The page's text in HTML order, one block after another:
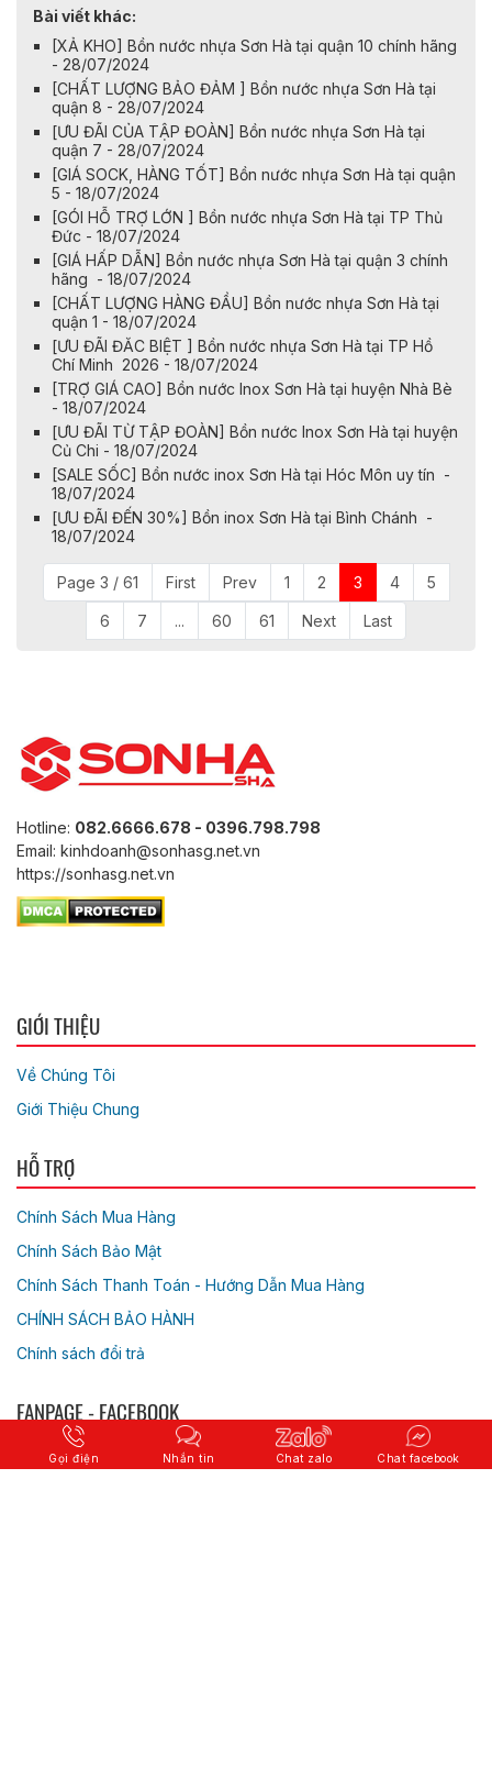
Bài viết khác:
[XẢ KHO] Bồn nước nhựa Sơn Hà tại quận 10 chính hãng
- 28/07/2024
[CHẤT LƯỢNG BẢO ĐẢM ] Bồn nước nhựa Sơn Hà tại
quận 8 - 28/07/2024
[ƯU ĐÃI CỦA TẬP ĐOÀN] Bồn nước nhựa Sơn Hà tại
quận 7 - 28/07/2024
[GIÁ SOCK, HÀNG TỐT] Bồn nước nhựa Sơn Hà tại quận
5 - 18/07/2024
[GÓI HỖ TRỢ LỚN ] Bồn nước nhựa Sơn Hà tại TP Thủ
Đức - 18/07/2024
[GIÁ HẤP DẪN] Bồn nước nhựa Sơn Hà tại quận 3 chính
hãng - 18/07/2024
[CHẤT LƯỢNG HÀNG ĐẦU] Bồn nước nhựa Sơn Hà tại
quận 1 - 18/07/2024
[ƯU ĐÃI ĐĂC BIỆT ] Bồn nước nhựa Sơn Hà tại TP Hồ
Chí Minh 2026 - 18/07/2024
[TRỢ GIÁ CAO] Bồn nước Inox Sơn Hà tại huyện Nhà Bè
- 18/07/2024
[ƯU ĐÃI TỪ TẬP ĐOÀN] Bồn nước Inox Sơn Hà tại huyện
Củ Chi - 18/07/2024
[SALE SỐC] Bồn nước inox Sơn Hà tại Hóc Môn uy tín -
18/07/2024
[ƯU ĐÃI ĐẾN 30%] Bồn inox Sơn Hà tại Bình Chánh -
18/07/2024
Page 3 / 61 First Prev 1 2 3 4 5
6 7 ... 60 61 Next Last
Hotline: 082.6666.678 - 0396.798.798
Email: kinhdoanh@sonhasg.net.vn
https://sonhasg.net.vn
GIỚI THIỆU
Về Chúng Tôi
Giới Thiệu Chung
HỖ TRỢ
Chính Sách Mua Hàng
Chính Sách Bảo Mật
Chính Sách Thanh Toán - Hướng Dẫn Mua Hàng
CHÍNH SÁCH BẢO HÀNH
Chính sách đổi trả
FANPAGE - FACEBOOK
Gọi điện Nhắn tin Chat zalo Chat facebook